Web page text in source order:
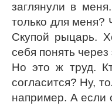
заглянули в
только для меня?
Скупой рыцарь.
себя понять через
Но это ж труд.
согласится? Ну,
например. А если